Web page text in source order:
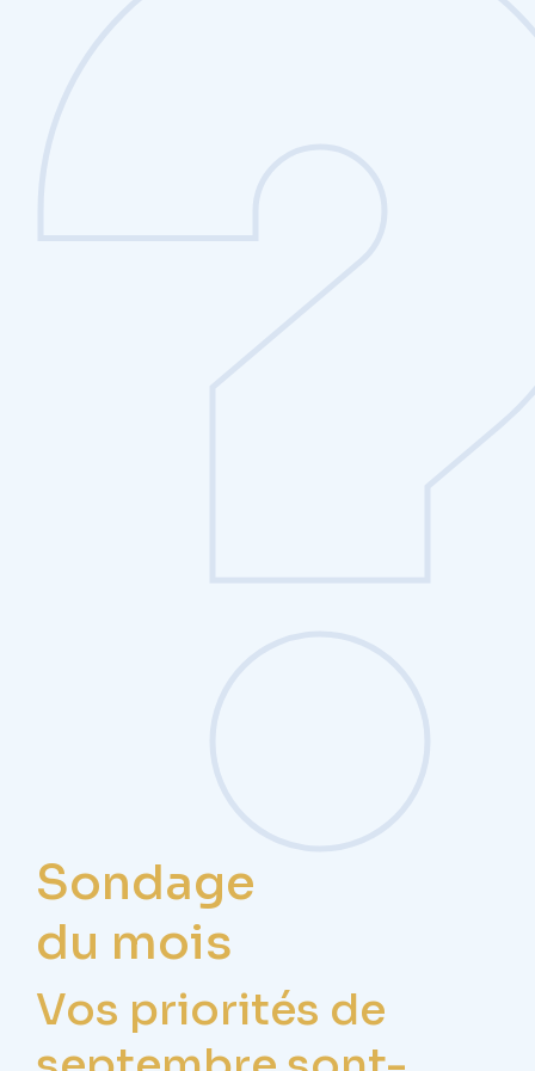
Sondage
du mois
Vos priorités de